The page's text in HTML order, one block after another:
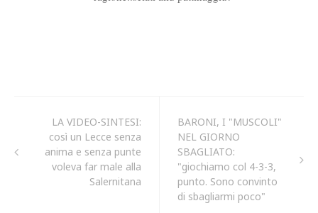
LA VIDEO-SINTESI:
così un Lecce senza
anima e senza punte
voleva far male alla
Salernitana
BARONI, I "MUSCOLI"
NEL GIORNO
SBAGLIATO:
"giochiamo col 4-3-3,
punto. Sono convinto
di sbagliarmi poco"